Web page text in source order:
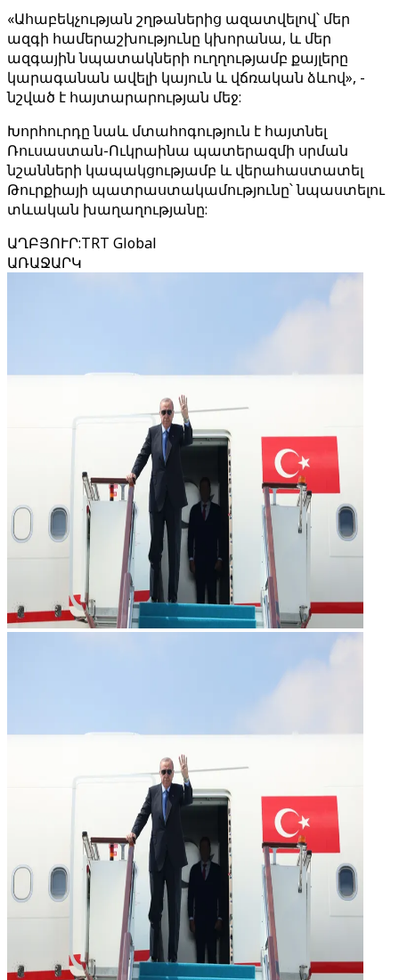
«Ահաբեկչության շղթաներից ազատվելով՝ մեր
ազգի համերաշխությունը կխորանա, և մեր
ազգային նպատակների ուղղությամբ քայլերը
կարագանան ավելի կայուն և վճռական ձևով», -
նշված է հայտարարության մեջ:
Խորհուրդը նաև մտահոգություն է հայտնել
Ռուսաստան-Ուկրաինա պատերազմի սրման
նշանների կապակցությամբ և վերահաստատել
Թուրքիայի պատրաստակամությունը՝ նպաստելու
տևական խաղաղությանը:
ԱՂԲՅՈՒՐ:TRT Global
ԱՌԱՋԱՐԿ